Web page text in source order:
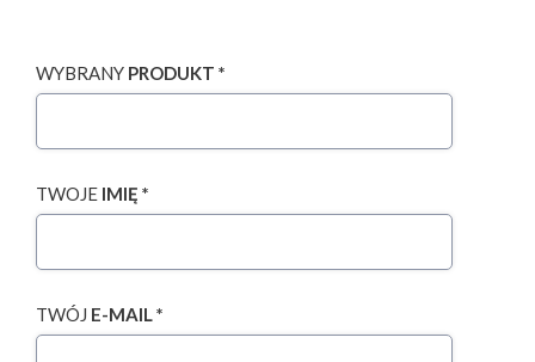
WYBRANY PRODUKT *
TWOJE IMIĘ *
TWÓJ E-MAIL *